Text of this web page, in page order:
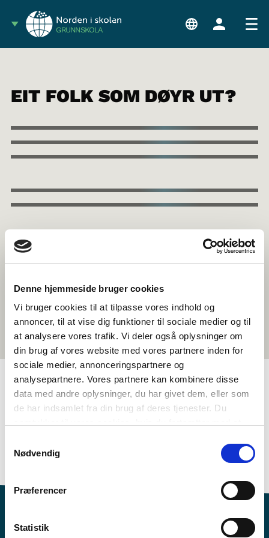
Denne hjemmeside bruger cookies
Vi bruger cookies til at tilpasse vores indhold og
annoncer, til at vise dig funktioner til sociale medier og til
at analysere vores trafik. Vi deler også oplysninger om
din brug af vores website med vores partnere inden for
sociale medier, annonceringspartnere og
analysepartnere. Vores partnere kan kombinere disse
data med andre oplysninger, du har givet dem, eller som
de har indsamlet fra din brug af deres tjenester. Du
Nødvendig
Præferencer
Statistik
GRUNNSKOLA
TAGS
Politiske problemstillingar i Norden
1-3 skuletimar
EIT FOLK SOM DØYR UT?